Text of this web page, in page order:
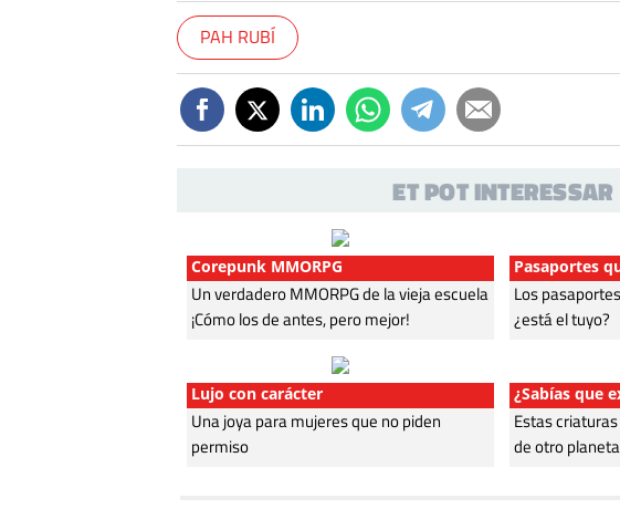
PAH RUBÍ
ET POT INTERESSAR
Corepunk MMORPG
Un verdadero MMORPG de la vieja escuela
¡Cómo los de antes, pero mejor!
Pasaportes
Los
¿está el tuyo?
Lujo con carácter
Una joya para mujeres que no piden
permiso
¿Sabías que
Estas
de otro planeta